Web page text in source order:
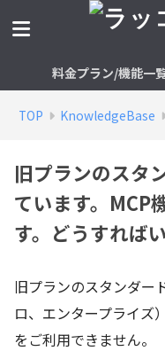
料金プラン/機能一
TOP KnowledgeBase
旧プランのスタ
ています。MCP
す。どうすれば
旧プランのスタンダー
ロ、エンタープライズ
をご利用できません。